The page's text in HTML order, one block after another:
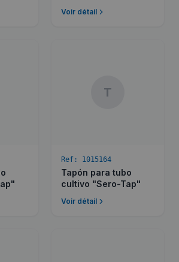
Voir détail
T
Ref: 1015164
Tapón para tubo
cultivo "Sero-Tap"
Voir détail